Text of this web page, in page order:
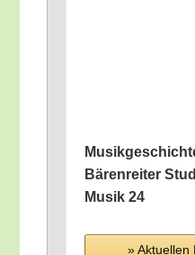
Bären­rei­ter
Musik 24
» Aktu­el­len